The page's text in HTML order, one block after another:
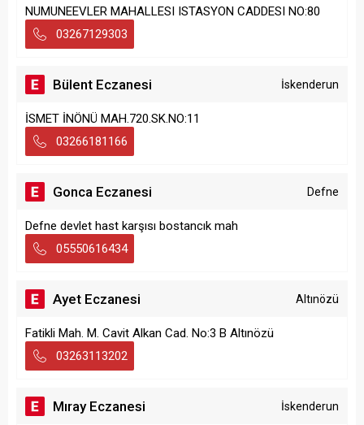
NUMUNEEVLER MAHALLESI ISTASYON CADDESI NO:80
03267129303
Bülent Eczanesi İskenderun
İSMET İNÖNÜ MAH.720.SK.NO:11
03266181166
Gonca Eczanesi Defne
Defne devlet hast karşısı bostancık mah
05550616434
Ayet Eczanesi Altınözü
Fatikli Mah. M. Cavit Alkan Cad. No:3 B Altınözü
03263113202
Mıray Eczanesi İskenderun